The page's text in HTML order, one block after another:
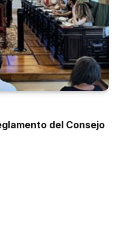
del Consejo